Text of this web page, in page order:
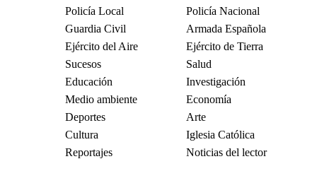
Policía Local
Policía Nacional
Guardia Civil
Armada Española
Ejército del Aire
Ejército de Tierra
Sucesos
Salud
Educación
Investigación
Medio ambiente
Economía
Deportes
Arte
Cultura
Iglesia Católica
Reportajes
Noticias del lector